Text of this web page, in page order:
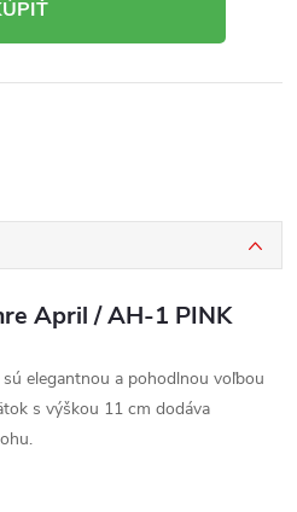
April / AH-1 PINK
elegantnou a pohodlnou voľbou
s výškou 11 cm dodáva